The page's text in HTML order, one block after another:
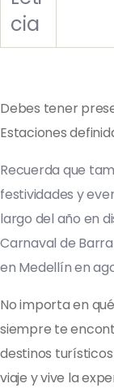
cia
Debes tener
Estaciones
Recuerda que
festividades y
largo del año en
Carnaval de
en Medellín en
No importa en
siempre te
destinos
viaje y vive la